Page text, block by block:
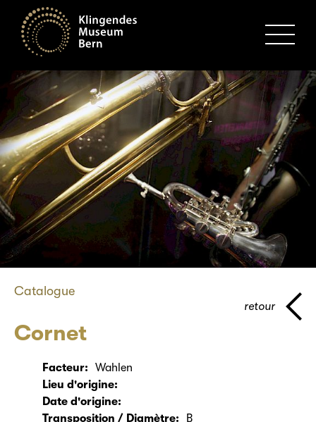
Catalogue
Cornet
retour
Facteur:
Wahlen
Lieu d'origine:
Date d'origine:
Transposition / Diamètre:
B